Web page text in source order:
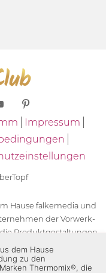
Impressum
Hause falkemedia und
der Vorwerk-
Produktgestaltungen
der Unternehmen
die Zeichen TM5®,
dem Hause
zu den
Thermomix®, die